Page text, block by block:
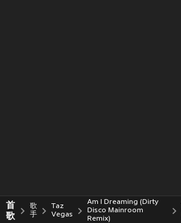
首
歌
歌
手
Taz
Vegas
Am I Dreaming (Dirty
Disco Mainroom
Remix)